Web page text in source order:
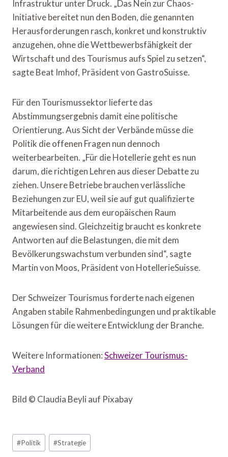
Infrastruktur unter Druck. „Das Nein zur Chaos-
Initiative bereitet nun den Boden, die genannten
Herausforderungen rasch, konkret und konstruktiv
anzugehen, ohne die Wettbewerbsfähigkeit der
Wirtschaft und des Tourismus aufs Spiel zu setzen“,
sagte Beat Imhof, Präsident von GastroSuisse.
Für den Tourismussektor lieferte das
Abstimmungsergebnis damit eine politische
Orientierung. Aus Sicht der Verbände müsse die
Politik die offenen Fragen nun dennoch
weiterbearbeiten. „Für die Hotellerie geht es nun
darum, die richtigen Lehren aus dieser Debatte zu
ziehen. Unsere Betriebe brauchen verlässliche
Beziehungen zur EU, weil sie auf gut qualifizierte
Mitarbeitende aus dem europäischen Raum
angewiesen sind. Gleichzeitig braucht es konkrete
Antworten auf die Belastungen, die mit dem
Bevölkerungswachstum verbunden sind“, sagte
Martin von Moos, Präsident von HotellerieSuisse.
Der Schweizer Tourismus forderte nach eigenen
Angaben stabile Rahmenbedingungen und praktikable
Lösungen für die weitere Entwicklung der Branche.
Weitere Informationen:Schweizer Tourismus-
Verband
Bild © Claudia Beyli auf Pixabay
Schlagworte:
#Politik #Strategie